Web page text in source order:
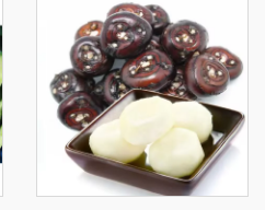
замразени боровинки
за продажба